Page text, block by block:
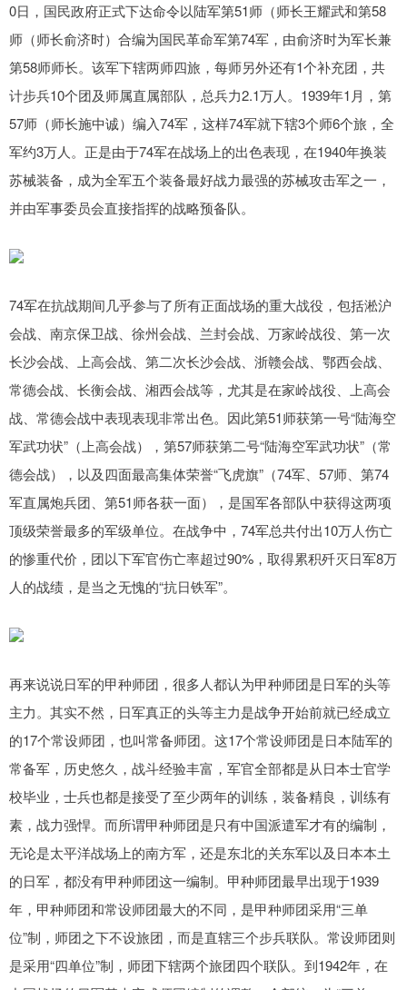
0日，国民政府正式下达命令以陆军第51师（师长王耀武和第58
师（师长俞济时）合编为国民革命军第74军，由俞济时为军长兼
第58师师长。该军下辖两师四旅，每师另外还有1个补充团，共
计步兵10个团及师属直属部队，总兵力2.1万人。1939年1月，第
57师（师长施中诚）编入74军，这样74军就下辖3个师6个旅，全
军约3万人。正是由于74军在战场上的出色表现，在1940年换装
苏械装备，成为全军五个装备最好战力最强的苏械攻击军之一，
并由军事委员会直接指挥的战略预备队。
74军在抗战期间几乎参与了所有正面战场的重大战役，包括淞沪
会战‌、‌南京保卫战、‌徐州会战‌、‌兰封会战‌、‌万家岭战役、‌第一次
长沙会战‌、‌上高会战‌、‌第二次长沙会战‌、‌浙赣会战‌、‌鄂西会战‌、‌
常德会战‌、‌长衡会战‌、‌湘西会战‌等，尤其是在家岭战役、‌‌上高会
战‌、常德会战中表现表现非常出色。因此‌第51师获‌第一号“陆海空
军武功状”‌（上高会战），‌第57师‌获‌第二号“陆海空军武功状”‌（常
德会战），以及四面最高集体荣誉“飞虎旗”‌（74军、57师、第74
军直属炮兵团、第51师各获一面），是国军各部队中获得这两项
顶级荣誉最多的军级单位。在战争中，74军总共付出10万人伤亡
的惨重代价，团以下军官伤亡率超过90%，取得累积歼灭日军8万
人的战绩，是当之无愧的“抗日铁军”。
再来说说日军的甲种师团，很多人都认为甲种师团是日军的头等
主力。其实不然，日军真正的头等主力是战争开始前就已经成立
的17个常设师团，也叫常备师团。这17个常设师团是日本陆军的
常备军，历史悠久，战斗经验丰富，军官全部都是从日本士官学
校毕业，士兵也都是接受了至少两年的训练，装备精良，训练有
素，战力强悍。而所谓甲种师团是只有中国派遣军才有的编制，
无论是太平洋战场上的南方军，还是东北的关东军以及日本本土
的日军，都没有甲种师团这一编制。甲种师团最早出现于1939
年，甲种师团和常设师团最大的不同，是甲种师团采用“三单
位”制，师团之下不设旅团，而是直辖三个步兵联队。常设师团则
是采用“四单位”制，师团下辖两个旅团四个联队。到1942年，在